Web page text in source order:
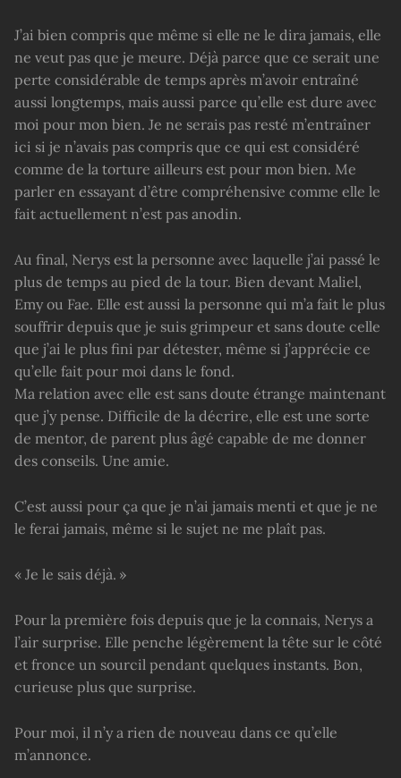
J’ai bien compris que même si elle ne le dira jamais, elle
ne veut pas que je meure. Déjà parce que ce serait une
perte considérable de temps après m’avoir entraîné
aussi longtemps, mais aussi parce qu’elle est dure avec
moi pour mon bien. Je ne serais pas resté m’entraîner
ici si je n’avais pas compris que ce qui est considéré
comme de la torture ailleurs est pour mon bien. Me
parler en essayant d’être compréhensive comme elle le
fait actuellement n’est pas anodin.
Au final, Nerys est la personne avec laquelle j’ai passé le
plus de temps au pied de la tour. Bien devant Maliel,
Emy ou Fae. Elle est aussi la personne qui m’a fait le plus
souffrir depuis que je suis grimpeur et sans doute celle
que j’ai le plus fini par détester, même si j’apprécie ce
qu’elle fait pour moi dans le fond.
Ma relation avec elle est sans doute étrange maintenant
que j’y pense. Difficile de la décrire, elle est une sorte
de mentor, de parent plus âgé capable de me donner
des conseils. Une amie.
C’est aussi pour ça que je n’ai jamais menti et que je ne
le ferai jamais, même si le sujet ne me plaît pas.
« Je le sais déjà. »
Pour la première fois depuis que je la connais, Nerys a
l’air surprise. Elle penche légèrement la tête sur le côté
et fronce un sourcil pendant quelques instants. Bon,
curieuse plus que surprise.
Pour moi, il n’y a rien de nouveau dans ce qu’elle
m’annonce.